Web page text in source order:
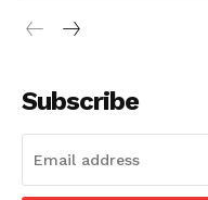
Subscribe